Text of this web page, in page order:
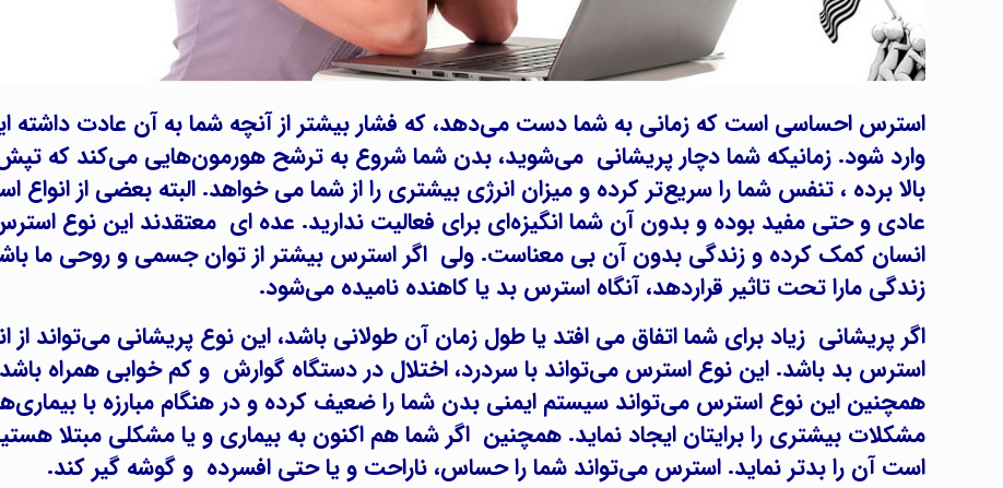
استرس احساسی است که زمانی به شما دست می‌دهد، که فشار بیشتر از آنچه شما به آن عادت داشته
وارد شود. زمانیکه شما دچار پریشانی می‌شوید، بدن شما شروع به ترشح هورمون‌هایی می‌کند که
بالا برده ، تنفس شما را سریع‌تر کرده و میزان انرژی بیشتری را از شما می خواهد. البته بعضی از انواع
عادی و حتی مفید بوده و بدون آن شما انگیزه‌ای برای فعالیت ندارید. عده ای معتقدند این نوع
انسان کمک کرده و زندگی بدون آن بی معناست. ولی اگر استرس بیشتر از توان جسمی و روحی ما
زندگی مارا تحت تاثیر قراردهد، آنگاه استرس بد یا کاهنده نامیده می‌شود.
اگر پریشانی زیاد برای شما اتفاق می افتد یا طول زمان آن طولانی باشد، این نوع پریشانی می‌تواند از
استرس بد باشد. این نوع استرس می‌تواند با سردرد، اختلال در دستگاه گوارش و کم خوابی همراه
همچنین این نوع استرس می‌تواند سیستم ایمنی بدن شما را ضعیف کرده و در هنگام مبارزه با
مشکلات بیشتری را برایتان ایجاد نماید. همچنین اگر شما هم اکنون به بیماری و یا مشکلی مبتلا
است آن را بدتر نماید. استرس می‌تواند شما را حساس، ناراحت و یا حتی افسرده و گوشه گیر کند.